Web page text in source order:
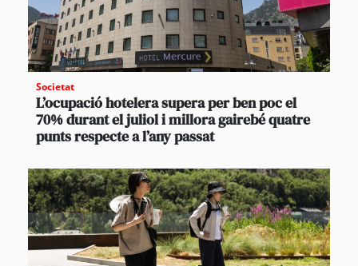
Societat
L’ocupació hotelera supera per ben poc el
70% durant el juliol i millora gairebé quatre
punts respecte a l’any passat